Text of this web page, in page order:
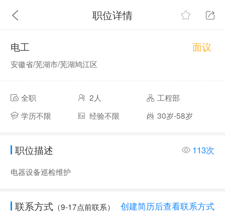
职位详情
电工 面议
安徽省/芜湖市/芜湖鸠江区
全职 2人
工程部
学历不限
经验不限 30岁-58岁
职位描述 113次
电器设备巡检维护
联系方式（9-17点前联系） 创建简历后查看联系方式